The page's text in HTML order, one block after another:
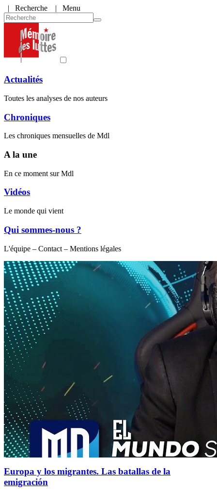
| Recherche | Menu
Actualités
Toutes les analyses de nos auteurs
Chroniques
Les chroniques mensuelles de Mdl
A la une
En ce moment sur Mdl
Vidéos
Le monde qui vient
Qui sommes-nous ?
L'équipe – Contact – Mentions légales
Europa y los migrantes. Las batallas de la
emigración